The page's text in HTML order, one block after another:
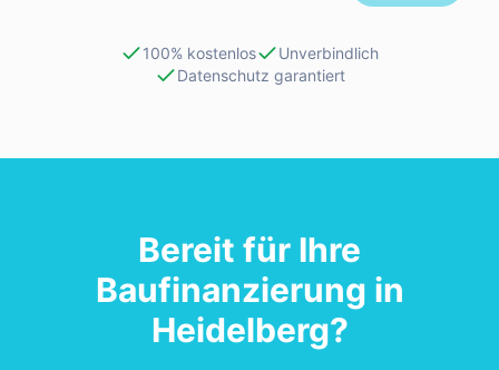
100% kostenlos
Unverbindlich
Datenschutz garantiert
Bereit für Ihre
Baufinanzierung in
Heidelberg?